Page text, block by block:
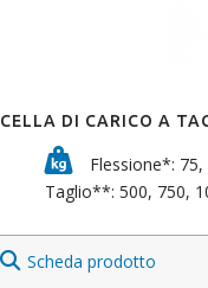
CELLA DI CARICO A
Flessione*: 75,
Taglio**: 500, 750,
Scheda prodotto